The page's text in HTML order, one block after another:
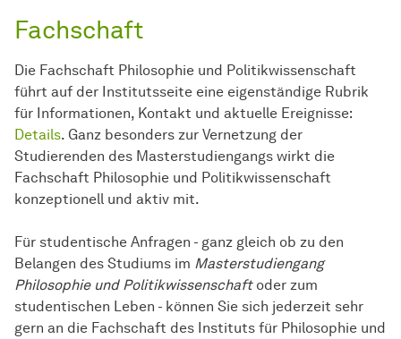
Fachschaft
Die Fachschaft Philosophie und Politikwissenschaft
führt auf der Institutsseite eine eigenständige Rubrik
für Informationen, Kontakt und aktuelle Ereignisse:
Details. Ganz besonders zur Vernetzung der
Studierenden des Masterstudiengangs wirkt die
Fachschaft Philosophie und Politikwissenschaft
konzeptionell und aktiv mit.
Für studentische Anfragen - ganz gleich ob zu den
Belangen des Studiums im Masterstudiengang
Philosophie und Politikwissenschaft oder zum
studentischen Leben - können Sie sich jederzeit sehr
gern an die Fachschaft des Instituts für Philosophie und